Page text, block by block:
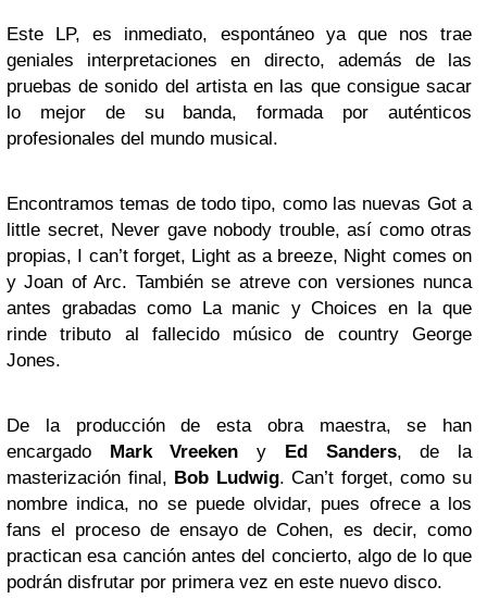
Este LP, es inmediato, espontáneo ya que nos trae
geniales interpretaciones en directo, además de las
pruebas de sonido del artista en las que consigue sacar
lo mejor de su banda, formada por auténticos
profesionales del mundo musical.
Encontramos temas de todo tipo, como las nuevas Got a
little secret, Never gave nobody trouble, así como otras
propias, I can’t forget, Light as a breeze, Night comes on
y Joan of Arc. También se atreve con versiones nunca
antes grabadas como La manic y Choices en la que
rinde tributo al fallecido músico de country George
Jones.
De la producción de esta obra maestra, se han
encargado Mark Vreeken y Ed Sanders, de la
masterización final, Bob Ludwig. Can’t forget, como su
nombre indica, no se puede olvidar, pues ofrece a los
fans el proceso de ensayo de Cohen, es decir, como
practican esa canción antes del concierto, algo de lo que
podrán disfrutar por primera vez en este nuevo disco.